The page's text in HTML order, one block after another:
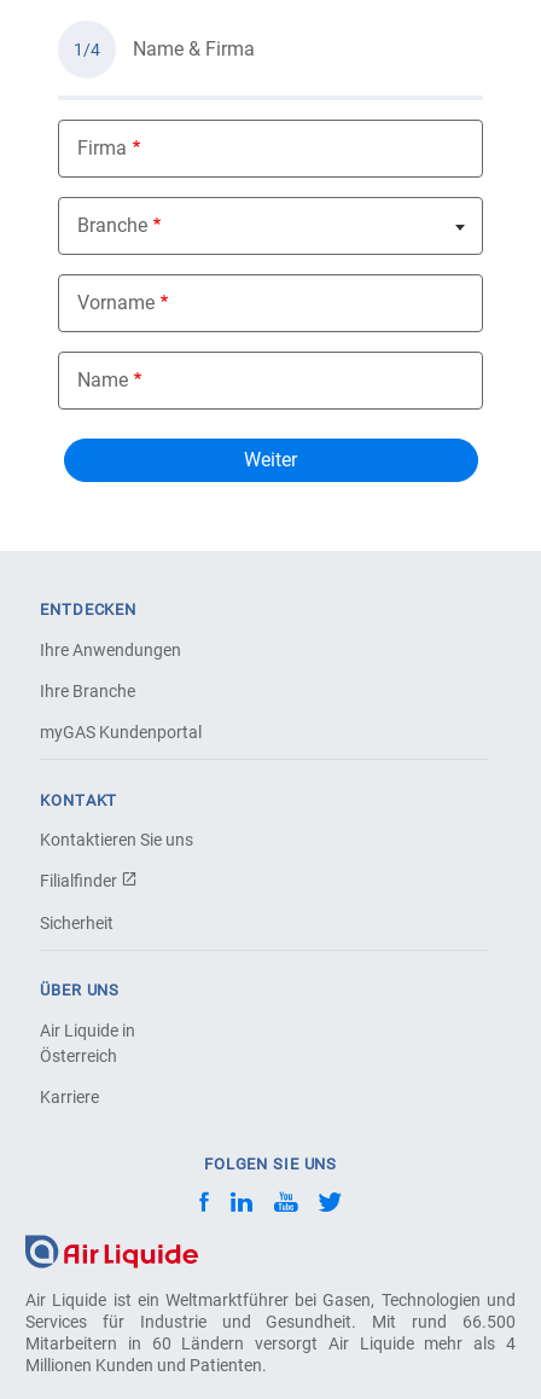
1/4 Name & Firma
Firma
Branche
Nothing selected
Vorname
Name
Air Liquide ist ein Weltmarktführer bei Gasen, Technologien und
Services für Industrie und Gesundheit. Mit rund 66.500
Mitarbeitern in 60 Ländern versorgt Air Liquide mehr als 4
Millionen Kunden und Patienten.
ENTDECKEN
Ihre Anwendungen
Ihre Branche
myGAS Kundenportal
KONTAKT
Kontaktieren Sie uns
Filialfinder
Sicherheit
ÜBER UNS
Air Liquide in
Österreich
Karriere
FOLGEN SIE UNS